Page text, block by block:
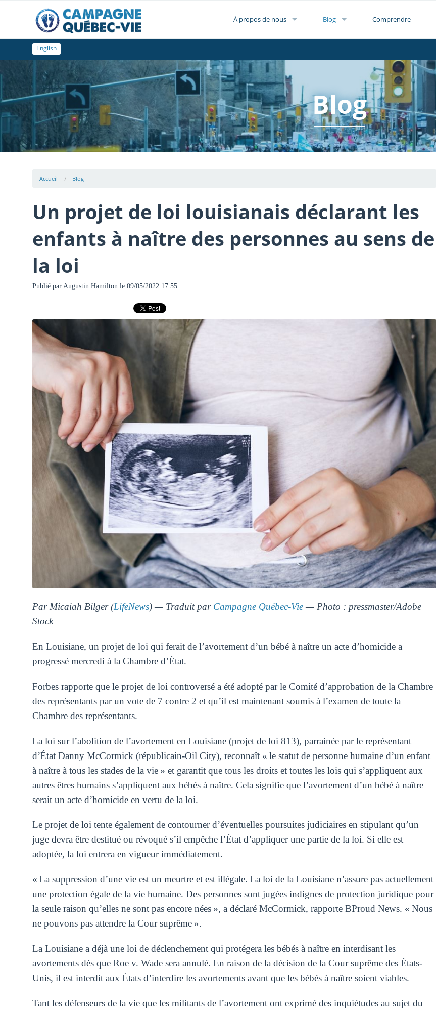
À propos de nous Blog Comprendre
English
Blog
Accueil Blog
Un projet de loi louisianais déclarant les
enfants à naître des personnes au sens de
la loi
Publié par Augustin Hamiltonle 09/05/2022 17:55
Par Micaiah Bilger (LifeNews) — Traduit par Campagne Québec-Vie— Photo : pressmaster/Adobe
Stock
En Louisiane, un projet de loi qui ferait de l’avortement d’un bébé à naître un acte d’homicide a
progressé mercredi à la Chambre d’État.
Forbes rapporte que le projet de loi controversé a été adopté par le Comité d’approbation de la Chambre
des représentants par un vote de 7 contre 2 et qu’il est maintenant soumis à l’examen de toute la
Chambre des représentants.
La loi sur l’abolition de l’avortement en Louisiane (projet de loi 813), parrainée par le représentant
d’État Danny McCormick (républicain-Oil City), reconnaît « le statut de personne humaine d’un enfant
à naître à tous les stades de la vie » et garantit que tous les droits et toutes les lois qui s’appliquent aux
autres êtres humains s’appliquent aux bébés à naître. Cela signifie que l’avortement d’un bébé à naître
serait un acte d’homicide en vertu de la loi.
Le projet de loi tente également de contourner d’éventuelles poursuites judiciaires en stipulant qu’un
juge devra être destitué ou révoqué s’il empêche l’État d’appliquer une partie de la loi. Si elle est
adoptée, la loi entrera en vigueur immédiatement.
« La suppression d’une vie est un meurtre et est illégale. La loi de la Louisiane n’assure pas actuellement
une protection égale de la vie humaine. Des personnes sont jugées indignes de protection juridique pour
la seule raison qu’elles ne sont pas encore nées », a déclaré McCormick, rapporte BProud News. « Nous
ne pouvons pas attendre la Cour suprême ».
La Louisiane a déjà une loi de déclenchement qui protégera les bébés à naître en interdisant les
avortements dès que Roe v. Wade sera annulé. En raison de la décision de la Cour suprême des États-
Unis, il est interdit aux États d’interdire les avortements avant que les bébés à naître soient viables.
Tant les défenseurs de la vie que les militants de l’avortement ont exprimé des inquiétudes au sujet du